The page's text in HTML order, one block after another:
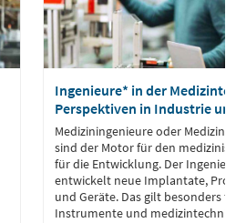
Ingenieure* in der
Perspektiven in Industrie
Mediziningenieure oder
sind der Motor für den
für die Entwicklung. Der
entwickelt neue Implantate,
und Geräte. Das gilt besonders
Instrumente und